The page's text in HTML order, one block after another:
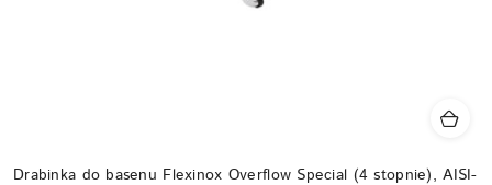
Drabinka do basenu Flexinox Overflow Special (4 stopnie), AISI-